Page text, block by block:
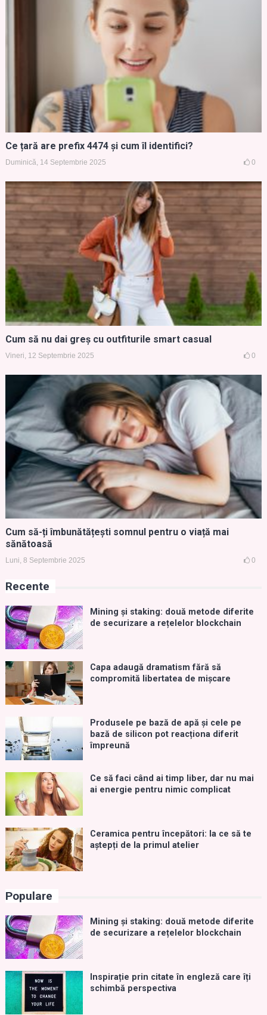
Ce țară are prefix 4474 și cum îl identifici?
Duminică, 14 Septembrie 2025 0
Cum să nu dai greș cu outfiturile smart casual
Vineri, 12 Septembrie 2025 0
Cum să-ți îmbunătățești somnul pentru o viață mai
sănătoasă
Luni, 8 Septembrie 2025 0
Recente
Mining și staking: două metode diferite
de securizare a rețelelor blockchain
Capa adaugă dramatism fără să
compromită libertatea de mișcare
Produsele pe bază de apă și cele pe
bază de silicon pot reacționa diferit
împreună
Ce să faci când ai timp liber, dar nu mai
ai energie pentru nimic complicat
Ceramica pentru începători: la ce să te
aștepți de la primul atelier
Populare
Mining și staking: două metode diferite
de securizare a rețelelor blockchain
Inspirație prin citate în engleză care îți
schimbă perspectiva